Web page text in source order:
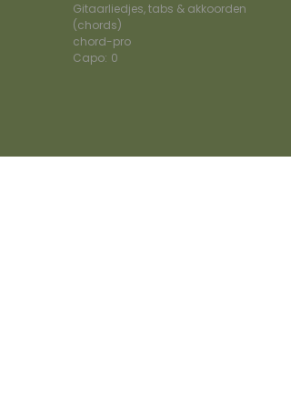
Gitaarliedjes, tabs & akkoorden
(chords)
chord-pro
Capo: 0